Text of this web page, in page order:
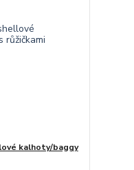
kalhoty/baggy